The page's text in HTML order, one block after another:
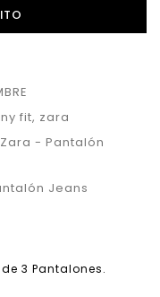
fit, zara
Zara - Pantalón
Jeans
3 Pantalones.